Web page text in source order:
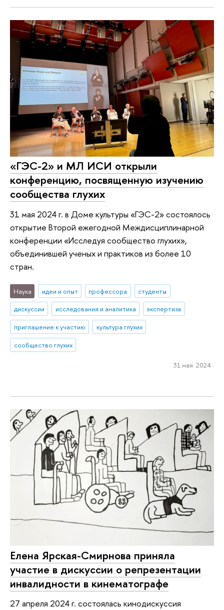
«ГЭС-2» и МЛ ИСИ открыли
конференцию, посвященную изучению
сообщества глухих
31 мая 2024 г. в Доме культуры «ГЭС-2» состоялось
открытие Второй ежегодной Междисциплинарной
конференции «Исследуя сообщество глухих»,
объединившей ученых и практиков из более 10
стран.
Наука идеи и опыт профессора
студенты
дискуссии
исследования и аналитика
экспертиза
приглашение к участию
культура глухих
сообщество глухих
31 мая 2024
Елена Ярская-Смирнова приняла
участие в дискуссии о репрезентации
инвалидности в кинематографе
27 апреля 2024 г. состоялась кинодискуссия